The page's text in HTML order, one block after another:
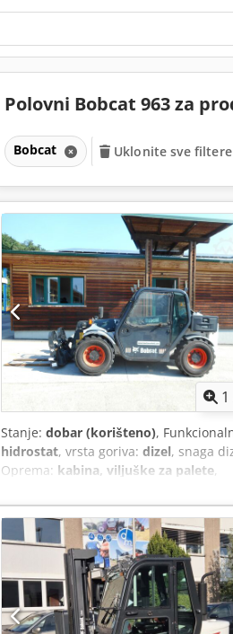
Polovni Bobcat 963 za
Bobcat Uklonite sve filtere
1
Stanje: dobar (korišteno),
hidrostat, vrsta goriva: dizel, snaga
Oprema: kabina, viljuške za palete,